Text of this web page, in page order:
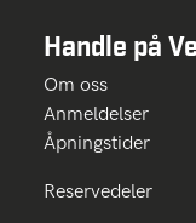
Handle på
Om oss
Anmeldelser
Åpningstider
Reservedeler